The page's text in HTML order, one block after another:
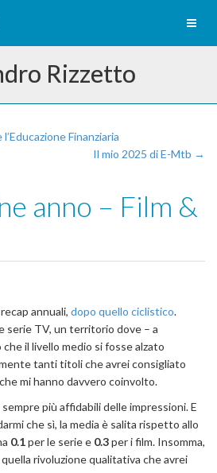
Rizzetto
Finanziaria
Il mio 2025 di E-Mtb →
anno – Film &
annuali, dopo quello ciclistico.
serie TV, un territorio dove – a
il livello medio si fosse alzato
tanti titoli che avrei consigliato
mi hanno davvero coinvolto.
più affidabili delle impressioni. E
che sì, la media è salita rispetto allo
0.1per le serie e 0.3per i film. Insomma,
rivoluzione qualitativa che avrei